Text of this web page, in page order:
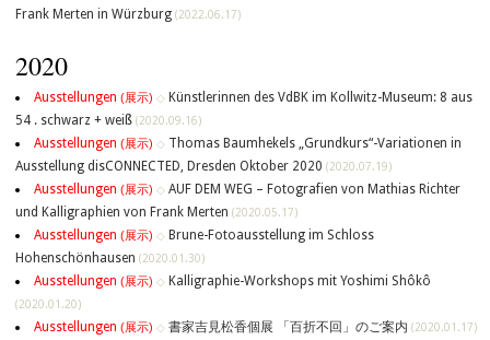
Frank Merten in Würzburg (2022.06.17)
2020
Ausstellungen (展示) ◇ Künstlerinnen des VdBK im Kollwitz-Museum: 8 aus
54 . schwarz + weiß (2020.09.16)
Ausstellungen (展示) ◇ Thomas Baumhekels „Grundkurs“-Variationen in
Ausstellung disCONNECTED, Dresden Oktober 2020 (2020.07.19)
Ausstellungen (展示) ◇ AUF DEM WEG – Fotografien von Mathias Richter
und Kalligraphien von Frank Merten (2020.05.17)
Ausstellungen (展示) ◇ Brune-Fotoausstellung im Schloss
Hohenschönhausen (2020.01.30)
Ausstellungen (展示) ◇ Kalligraphie-Workshops mit Yoshimi Shôkô
(2020.01.20)
Ausstellungen (展示) ◇ 書家吉見松香個展 「百折不回」のご案内 (2020.01.17)